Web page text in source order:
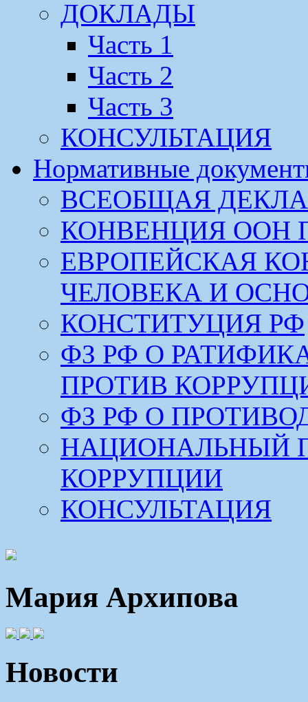
ДОКЛАДЫ
Часть 1
Часть 2
Часть 3
КОНСУЛЬТАЦИЯ
Нормативные
ВСЕОБЩАЯ
КОНВЕНЦИЯ ООН
ЕВРОПЕЙСКАЯ
ЧЕЛОВЕКА И
КОНСТИТУЦИЯ РФ
ФЗ РФ О
ПРОТИВ
ФЗ РФ О
НАЦИОНАЛЬНЫЙ
КОРРУПЦИИ
КОНСУЛЬТАЦИЯ
Мария Архипова
Новости